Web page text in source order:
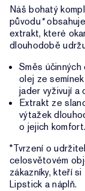
Náš bohatý
původu*
extrakt, které
dlouhodobě
Směs
olej ze
jader vyživují a
Extrakt ze
výtažek
o jejich komfort.
*Tvrzení o
celosvětovém
zákazníky, kteří
Lipstick a náplň.